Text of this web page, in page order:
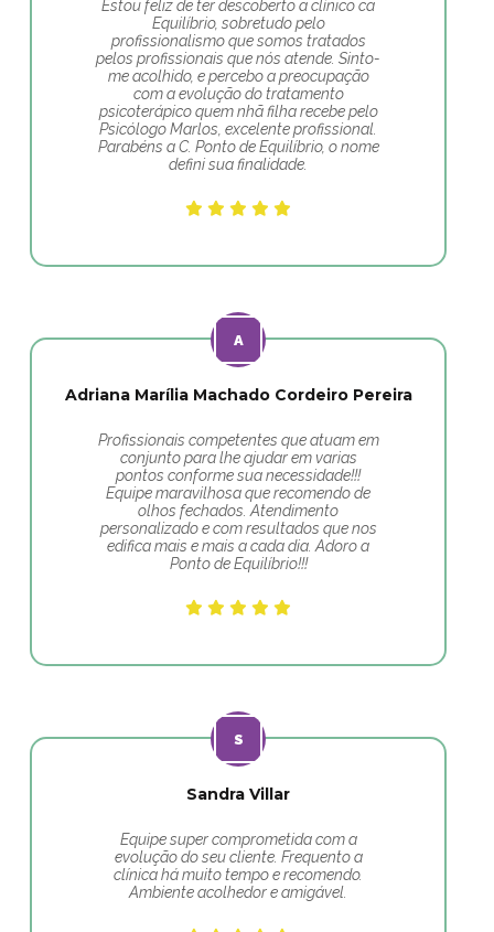
Estou feliz de ter descoberto a clínico ca
Equilíbrio, sobretudo pelo
profissionalismo que somos tratados
pelos profissionais que nós atende. Sinto-
me acolhido, e percebo a preocupação
com a evolução do tratamento
psicoterápico quem nhã filha recebe pelo
Psicólogo Marlos, excelente profissional.
Parabéns a C. Ponto de Equilíbrio, o nome
defini sua finalidade.
Adriana Marília Machado Cordeiro Pereira
Profissionais competentes que atuam em
conjunto para lhe ajudar em varias
pontos conforme sua necessidade!!!
Equipe maravilhosa que recomendo de
olhos fechados. Atendimento
personalizado e com resultados que nos
edifica mais e mais a cada dia. Adoro a
Ponto de Equilíbrio!!!
Sandra Villar
Equipe super comprometida com a
evolução do seu cliente. Frequento a
clínica há muito tempo e recomendo.
Ambiente acolhedor e amigável.